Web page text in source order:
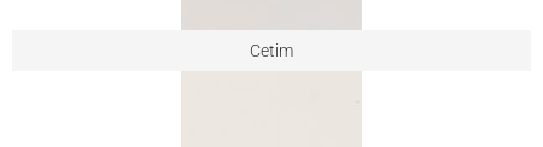
Cetim